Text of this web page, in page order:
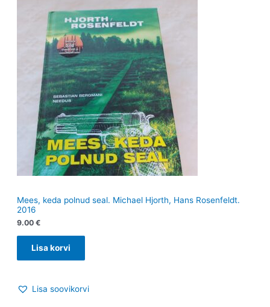
Mees, keda polnud seal. Michael Hjorth, Hans Rosenfeldt.
2016
9.00 €
Lisa korvi
Lisa soovikorvi